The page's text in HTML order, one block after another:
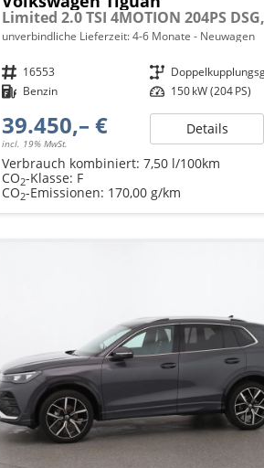
unverbindliche Lieferzeit: 4-6 Monate Neuwagen
Fahrzeugnr. 16553 Getriebe
Kraftstoff Benzin Leistung 150 kW (204 PS)
39.450,– €
incl. 19% MwSt.
Details
Verbrauch kombiniert: 7,50 l/100km
CO2-Klasse: F
CO2-Emissionen: 170,00 g/km